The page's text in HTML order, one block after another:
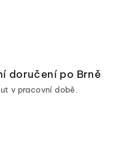
doručení po Brně
v pracovní době.